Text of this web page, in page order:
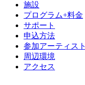
施設
プログラム+料金
サポート
申込方法
参加アーティスト
周辺環境
アクセス